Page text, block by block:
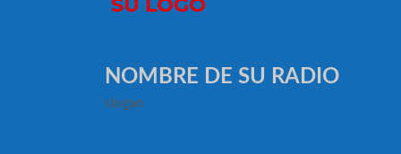
NOMBRE DE SU RADIO
slogan